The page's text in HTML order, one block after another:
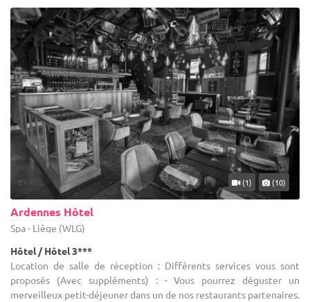
(1) (10)
Ardennes Hôtel
Spa - Liège (WLG)
Hôtel / Hôtel 3***
Location de salle de réception : Différents services vous sont
proposés (Avec suppléments) : - Vous pourrez déguster un
merveilleux petit-déjeuner dans un de nos restaurants partenaires.